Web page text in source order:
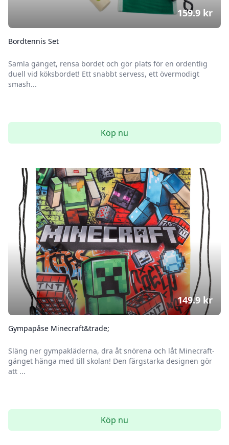
Bordtennis Set
Samla gänget, rensa bordet och gör plats för en ordentlig
duell vid köksbordet! Ett snabbt servess, ett övermodigt
smash...
159.9 kr
Köp nu
Gympapåse Minecraft&trade;
Släng ner gympakläderna, dra åt snörena och låt Minecraft-
gänget hänga med till skolan! Den färgstarka designen gör
att ...
149.9 kr
Köp nu